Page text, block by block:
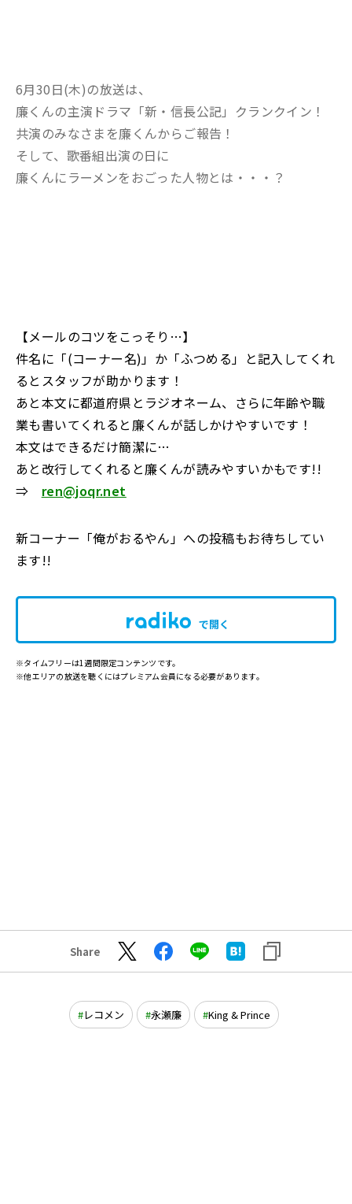
6月30日(木)の放送は、
廉くんの主演ドラマ「新・信長公記」クランクイン！
共演のみなさまを廉くんからご報告！
そして、歌番組出演の日に
廉くんにラーメンをおごった人物とは・・・？
【メールのコツをこっそり…】
件名に「(コーナー名)」か「ふつめる」と記入してくれ
るとスタッフが助かります！
あと本文に都道府県とラジオネーム、さらに年齢や職
業も書いてくれると廉くんが話しかけやすいです！
本文はできるだけ簡潔に…
あと改行してくれると廉くんが読みやすいかもです!!
⇒ ren@joqr.net
新コーナー「俺がおるやん」への投稿もお待ちしてい
ます!!
で開く
※タイムフリーは1週間限定コンテンツです。
※他エリアの放送を聴くにはプレミアム会員になる必要があります。
Share
レコメン 永瀬廉 King & Prince